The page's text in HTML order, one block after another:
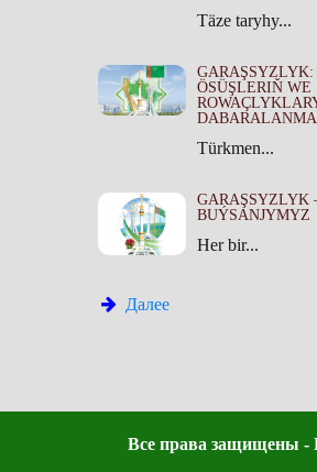
Täze taryhy...
GARAŞSYZLYK:
ÖSÜŞLERIŇ WE
Türkmen...
GARAŞSYZLYK
BUÝSANJYMYZ
Her bir...
Далее
Все права защищены